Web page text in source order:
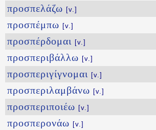
προσπελάζω [v.]
προσπέμπω [v.]
προσπέρδομαι [v.]
προσπεριβάλλω [v.]
προσπεριγίγνομαι [v.]
προσπεριλαμβάνω [v.]
προσπεριποιέω [v.]
προσπερονάω [v.]